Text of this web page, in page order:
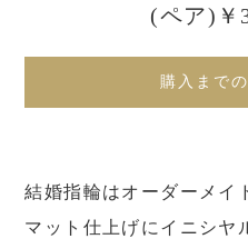
(ペア)￥
購入まで
結婚指輪はオーダーメイ
マット仕上げにイニシヤ